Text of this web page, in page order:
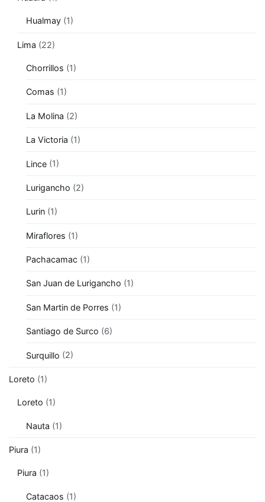
Hualmay(1)
Lima (22)
Chorrillos (1)
Comas (1)
La Molina (2)
La Victoria (1)
Lince(1)
Lurigancho (2)
Lurin(1)
Miraflores (1)
Pachacamac(1)
San Juan de Lurigancho (1)
San Martin de Porres (1)
Santiago de Surco (6)
Surquillo (2)
Loreto (1)
Loreto (1)
Nauta (1)
Piura (1)
Piura (1)
Catacaos (1)